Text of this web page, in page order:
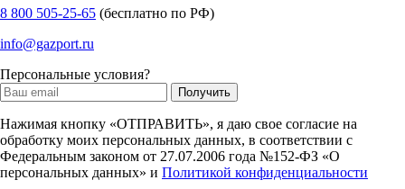
8 800 505-25-65 (бесплатно по РФ)
info@gazport.ru
Персональные условия?
Нажимая кнопку «ОТПРАВИТЬ», я даю свое согласие на
обработку моих персональных данных, в соответствии с
Федеральным законом от 27.07.2006 года №152-ФЗ «О
персональных данных» и Политикой конфиденциальности